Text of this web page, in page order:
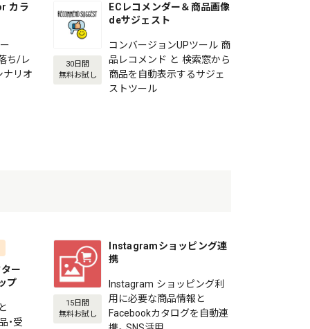
カラ
ち/レ
ナリオ
30日間
無料お試し
ECレコメンダー＆商品画像
deサジェスト
コンバージョンUPツール 商
品レコメンド と 検索窓から
商品を自動表示するサジェ
ストツール
ー
プ
・受
15日間
無料お試し
Instagramショッピング連
携
Instagram ショッピング利
用に必要な商品情報と
Facebookカタログを自動連